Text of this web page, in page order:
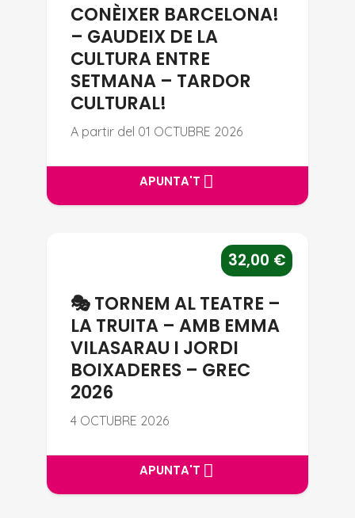
CONÈIXER BARCELONA!
– GAUDEIX DE LA
CULTURA ENTRE
SETMANA – TARDOR
CULTURAL!
A partir del 01 OCTUBRE 2026
APUNTA'T
APUNTA'T
🎭 TORNEM AL TEATRE – LA
32,00 €
🎭 TORNEM AL TEATRE –
LA TRUITA – AMB EMMA
VILASARAU I JORDI
BOIXADERES – GREC
2026
4 OCTUBRE 2026
APUNTA'T
APUNTA'T